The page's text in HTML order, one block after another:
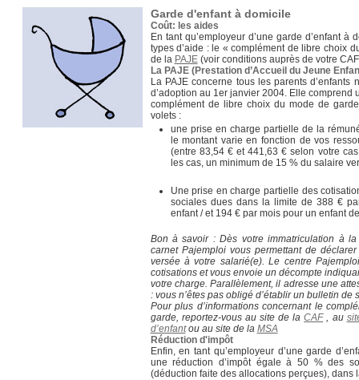
Garde d'enfant à domicile
Coût: les aides
En tant qu’employeur d’une garde d’enfant
types d’aide : le « complément de libre choix
de la PAJE(voir conditions auprès de votre
La PAJE (Prestation d’Accueil du Jeune
La PAJE concerne tous les parents
d’adoption au 1er janvier 2004. Elle comprend
complément de libre choix du mode de
volets :
une prise en charge partielle de la
le montant varie en fonction de vos
(entre 83,54 € et 441,63 € selon votre
les cas, un minimum de 15 % du salaire
Une prise en charge partielle des
sociales dues dans la limite de 388 €
enfant / et 194 € par mois pour un enfant
Bon à savoir : Dès votre immatriculation à
carnet Pajemploi vous permettant de
versée à votre salarié(e). Le centre
cotisations et vous envoie un décompte
votre charge. Parallèlement, il adresse une
: vous n’êtes pas obligé d’établir un bulletin de
Pour plus d’informations concernant le
garde, reportez-vous au site de la CAF, au
d’enfantou au site de la MSA
Réduction d'impôt
Enfin, en tant qu’employeur d’une garde
une réduction d’impôt égale à 50 % des
(déduction faite des allocations perçues), dans